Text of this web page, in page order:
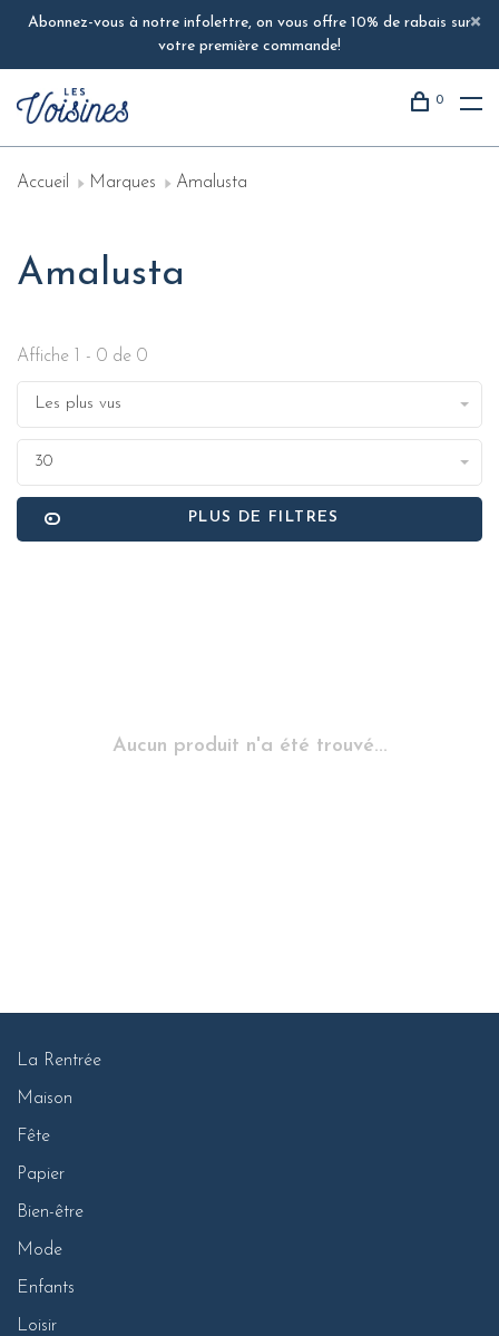
Abonnez-vous à notre infolettre, on vous offre 10% de rabais sur
votre première commande!
0
Accueil Marques Amalusta
Amalusta
Affiche 1 - 0 de 0
Les plus vus
30
PLUS DE FILTRES
Aucun produit n'a été trouvé...
La Rentrée
Maison
Fête
Papier
Bien-être
Mode
Enfants
Loisir